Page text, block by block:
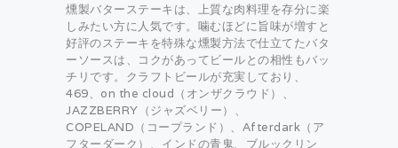
燻製バターステーキは、上質な肉料理を存分に楽
しみたい方に人気です。噛むほどに旨味が増すと
好評のステーキを特殊な燻製方法で仕立てたバタ
ーソースは、コクがあってビールとの相性もバッ
チリです。クラフトビールが充実しており、
469、on the cloud（オンザクラウド）、
JAZZBERRY（ジャズベリー）、
COPELAND（コープランド）、Afterdark（ア
フターダーク）、インドの青鬼、ブルックリン